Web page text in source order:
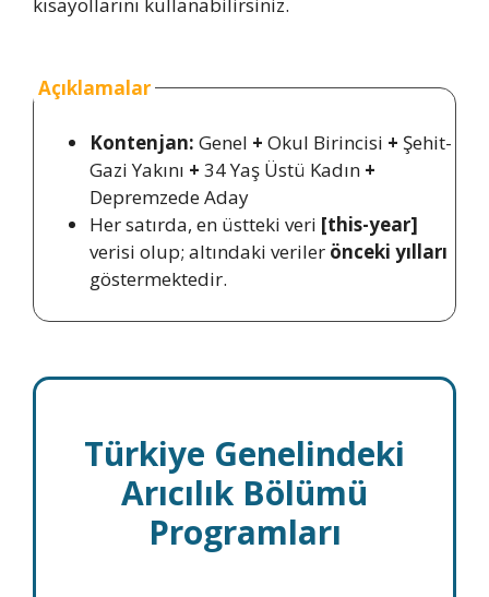
kısayollarını kullanabilirsiniz.
Açıklamalar
Kontenjan: Genel + Okul Birincisi + Şehit-
Gazi Yakını + 34 Yaş Üstü Kadın +
Depremzede Aday
Her satırda, en üstteki veri [this-year]
verisi olup; altındaki veriler önceki yılları
göstermektedir.
Türkiye Genelindeki
Arıcılık Bölümü
Programları